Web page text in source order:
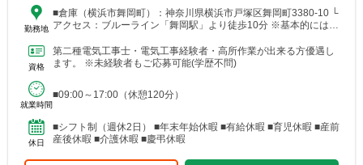
勤務地
■倉庫（横浜市舞岡町）：神奈川県横浜市戸塚区舞岡町3380-10 └
アクセス：ブルーライン「舞岡駅」より徒歩10分 ※基本的には直
資格
第二種電気工事士・電気工事経験者・高所作業が出来る方優遇し
ます。 ※未経験者もご応募可能(学歴不問)
就業時間
■09:00～17:00（休憩120分）
休日
■シフト制（週休2日） ■年末年始休暇 ■有給休暇 ■育児休暇 ■産前
産後休暇 ■介護休暇 ■慶弔休暇